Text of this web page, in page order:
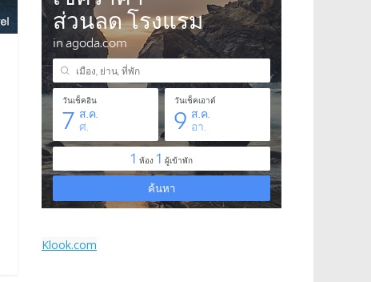
Klook.com